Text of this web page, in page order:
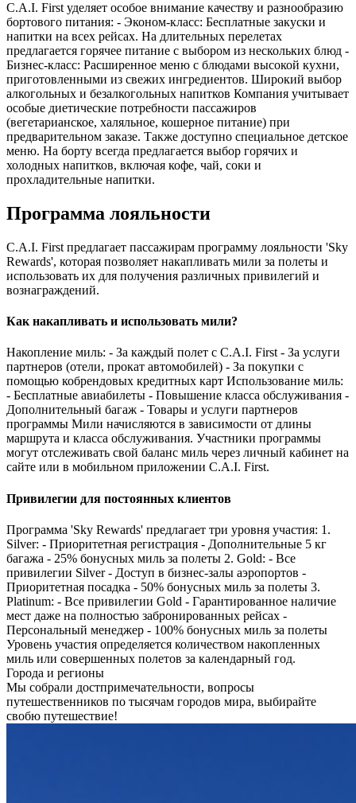
C.A.I. First уделяет особое внимание качеству и разнообразию
бортового питания: - Эконом-класс: Бесплатные закуски и
напитки на всех рейсах. На длительных перелетах
предлагается горячее питание с выбором из нескольких блюд -
Бизнес-класс: Расширенное меню с блюдами высокой кухни,
приготовленными из свежих ингредиентов. Широкий выбор
алкогольных и безалкогольных напитков Компания учитывает
особые диетические потребности пассажиров
(вегетарианское, халяльное, кошерное питание) при
предварительном заказе. Также доступно специальное детское
меню. На борту всегда предлагается выбор горячих и
холодных напитков, включая кофе, чай, соки и
прохладительные напитки.
Программа лояльности
C.A.I. First предлагает пассажирам программу лояльности 'Sky
Rewards', которая позволяет накапливать мили за полеты и
использовать их для получения различных привилегий и
вознаграждений.
Как накапливать и использовать мили?
Накопление миль: - За каждый полет с C.A.I. First - За услуги
партнеров (отели, прокат автомобилей) - За покупки с
помощью кобрендовых кредитных карт Использование миль:
- Бесплатные авиабилеты - Повышение класса обслуживания -
Дополнительный багаж - Товары и услуги партнеров
программы Мили начисляются в зависимости от длины
маршрута и класса обслуживания. Участники программы
могут отслеживать свой баланс миль через личный кабинет на
сайте или в мобильном приложении C.A.I. First.
Привилегии для постоянных клиентов
Программа 'Sky Rewards' предлагает три уровня участия: 1.
Silver: - Приоритетная регистрация - Дополнительные 5 кг
багажа - 25% бонусных миль за полеты 2. Gold: - Все
привилегии Silver - Доступ в бизнес-залы аэропортов -
Приоритетная посадка - 50% бонусных миль за полеты 3.
Platinum: - Все привилегии Gold - Гарантированное наличие
мест даже на полностью забронированных рейсах -
Персональный менеджер - 100% бонусных миль за полеты
Уровень участия определяется количеством накопленных
миль или совершенных полетов за календарный год.
Города и регионы
Мы собрали достпримечательности, вопросы
путешественников по тысячам городов мира, выбирайте
свобю путешествие!